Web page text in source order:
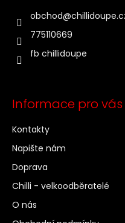
obchod@
775110669
fb chillidoupe
Informace pro vás
Kontakty
Napište nám
Doprava
Chilli - velkoodběratelé
O nás